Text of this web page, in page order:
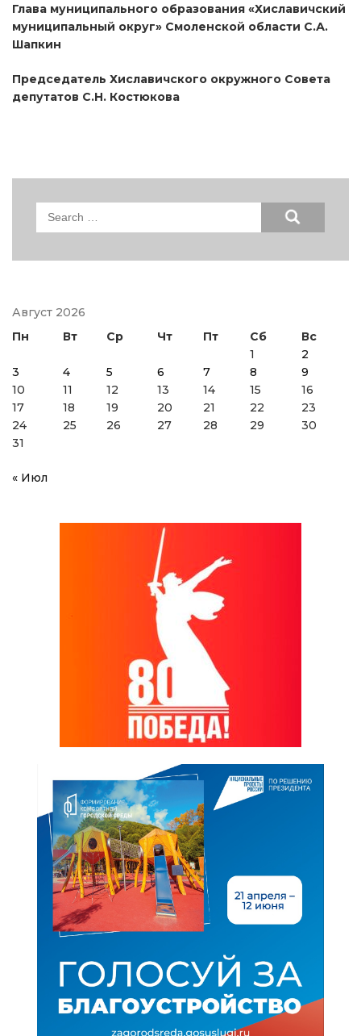
Глава муниципального образования «Хиславичский
муниципальный округ» Смоленской области С.А.
Шапкин
Председатель Хиславичского окружного Совета
депутатов С.Н. Костюкова
Search
Август 2026
Пн
Вт Ср Чт Пт Сб
Вс
1
2
3
4 5 6 7 8
9
10
11 12 13 14 15
16
17
18 19 20 21 22
23
24
25 26 27 28 29
30
31
« Июл